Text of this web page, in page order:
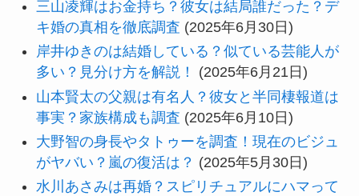
三山凌輝はお金持ち？彼女は結局誰だった？デ
キ婚の真相を徹底調査 (2025年6月30日)
岸井ゆきのは結婚している？似ている芸能人が
多い？見分け方を解説！
(2025年6月21日)
山本賢太の父親は有名人？彼女と半同棲報道は
事実？家族構成も調査 (2025年6月10日)
大野智の身長やタトゥーを調査！現在のビジュ
がヤバい？嵐の復活は？ (2025年5月30日)
水川あさみは再婚？スピリチュアルにハマって